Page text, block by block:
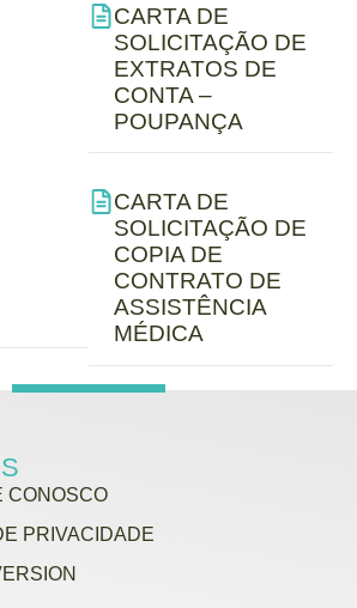
CARTA DE
SOLICITAÇÃO DE
EXTRATOS DE
CONTA –
POUPANÇA
CARTA DE
SOLICITAÇÃO DE
COPIA DE
CONTRATO DE
ASSISTÊNCIA
MÉDICA
CONOSCO
PRIVACIDADE